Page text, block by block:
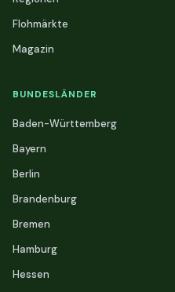
Flohmärkte
Magazin
BUNDESLÄNDER
Baden-Württemberg
Bayern
Berlin
Brandenburg
Bremen
Hamburg
Hessen